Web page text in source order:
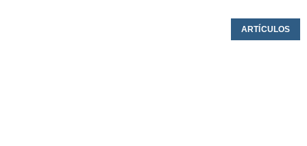
ARTÍCULOS